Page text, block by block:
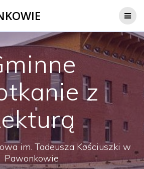
do
z
im. Tadeusza Kościuszki w
Pawonkowie